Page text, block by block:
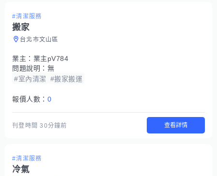
#清潔服務
搬家
台北市文山區
業主： 業主pV784
問題說明： 無
#室內清潔
#搬家搬運
報價人數： 0
刊登時間30分鐘前 查看詳情
#清潔服務
冷氣